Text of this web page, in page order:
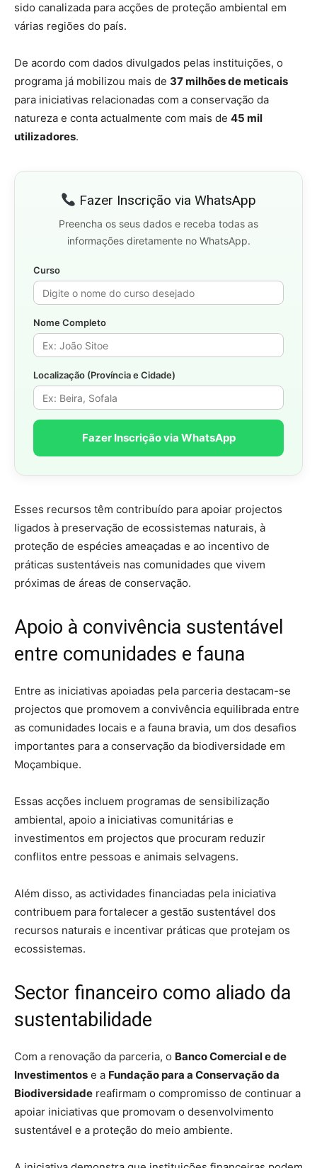
sido canalizada para acções de proteção ambiental em
várias regiões do país.
De acordo com dados divulgados pelas instituições, o
programa já mobilizou mais de 37 milhões de meticais
para iniciativas relacionadas com a conservação da
natureza e conta actualmente com mais de 45 mil
utilizadores.
Fazer Inscrição via WhatsApp
Preencha os seus dados e receba todas as
informações diretamente no WhatsApp.
Curso
Nome Completo
Localização (Província e Cidade)
Fazer Inscrição via WhatsApp
Esses recursos têm contribuído para apoiar projectos
ligados à preservação de ecossistemas naturais, à
proteção de espécies ameaçadas e ao incentivo de
práticas sustentáveis nas comunidades que vivem
próximas de áreas de conservação.
Apoio à convivência sustentável
entre comunidades e fauna
Entre as iniciativas apoiadas pela parceria destacam-se
projectos que promovem a convivência equilibrada entre
as comunidades locais e a fauna bravia, um dos desafios
importantes para a conservação da biodiversidade em
Moçambique.
Essas acções incluem programas de sensibilização
ambiental, apoio a iniciativas comunitárias e
investimentos em projectos que procuram reduzir
conflitos entre pessoas e animais selvagens.
Além disso, as actividades financiadas pela iniciativa
contribuem para fortalecer a gestão sustentável dos
recursos naturais e incentivar práticas que protejam os
ecossistemas.
Sector financeiro como aliado da
sustentabilidade
Com a renovação da parceria, o Banco Comercial e de
Investimentos e a Fundação para a Conservação da
Biodiversidade reafirmam o compromisso de continuar a
apoiar iniciativas que promovam o desenvolvimento
sustentável e a proteção do meio ambiente.